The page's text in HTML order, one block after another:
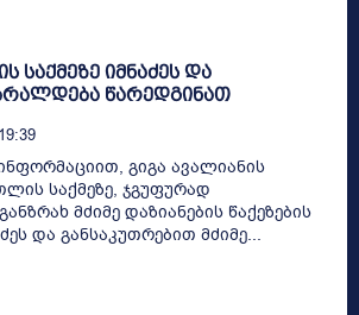
საქმეზე იმნაძეს და
წარედგინათ
გიგა ავალიანის
საქმეზე, ჯგუფურად
მძიმე დაზიანების წაქეზების
და განსაკუთრებით მძიმე...